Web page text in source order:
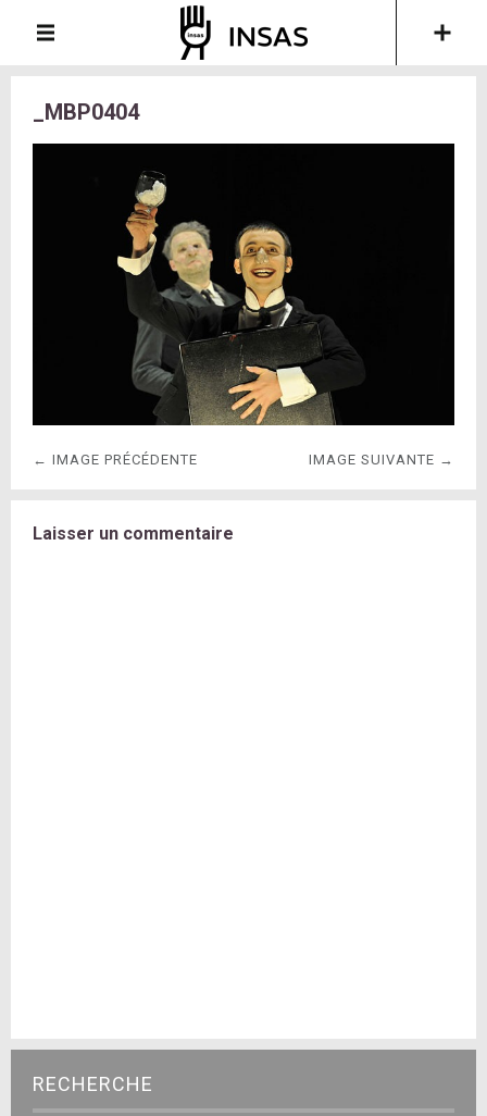
_MBP0404
← IMAGE PRÉCÉDENTE IMAGE SUIVANTE →
Laisser un commentaire
RECHERCHE